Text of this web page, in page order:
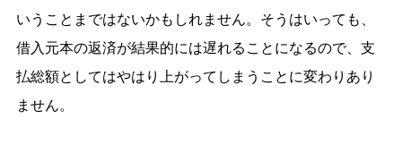
いうことまではないかもしれません。そうはいっても、
借入元本の返済が結果的には遅れることになるので、支
払総額としてはやはり上がってしまうことに変わりあり
ません。